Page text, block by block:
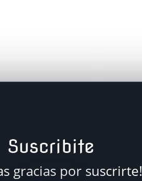
Suscribite
gracias por suscrirte!